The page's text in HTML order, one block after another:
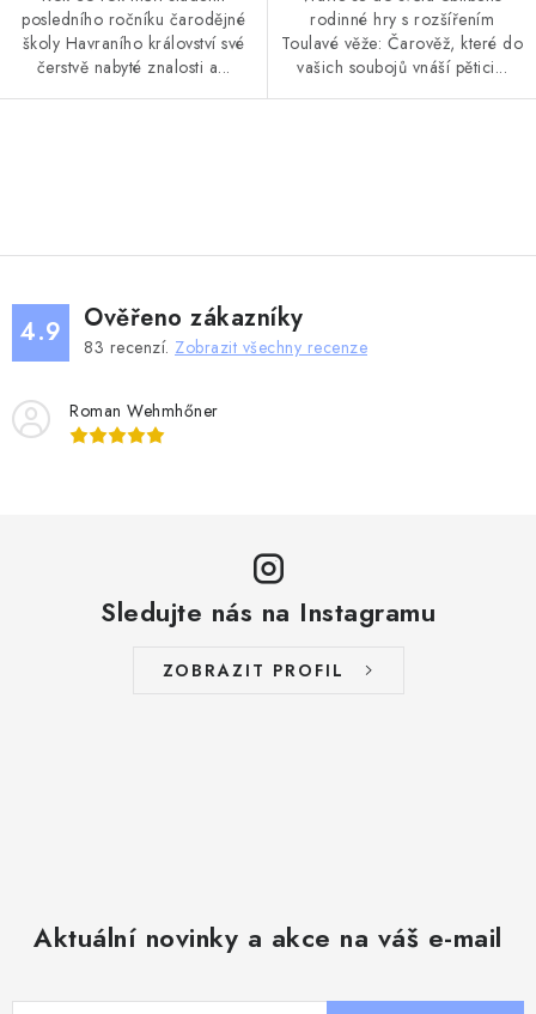
posledního ročníku čarodějné
školy Havraního království své
čerstvě nabyté znalosti a...
rodinné hry s rozšířením
Toulavé věže: Čarověž, které do
vašich soubojů vnáší pětici...
á
d
a
c
p
4.9 Ověřeno zákazníky
83 recenzí. Zobrazit všechny recenze
Roman Wehmhőner
Sledujte nás na Instagramu
ZOBRAZIT PROFIL
Aktuální novinky a akce na váš e-mail